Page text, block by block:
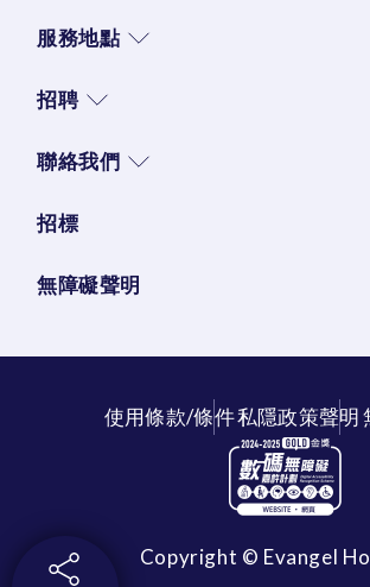
服務地點
招聘
聯絡我們
招標
無障礙聲明
使用條款/條件私隱政策聲明
Copyright © Evangel